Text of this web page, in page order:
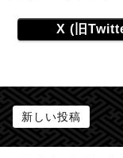
X (旧
新しい投稿